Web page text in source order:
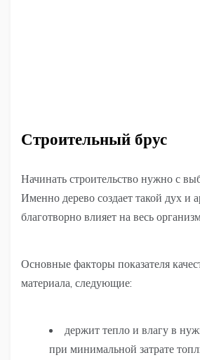
Строительный брус
Начинать строительство нужно с
Именно дерево создает такой дух и
благотворно влияет на весь
Основные факторы показателя
материала, следующие:
держит тепло и влагу в
при минимальной затрате